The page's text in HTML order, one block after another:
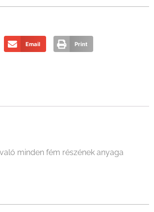
Email Print
minden fém részének anyaga